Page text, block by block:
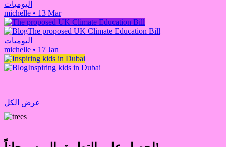
اليوميات
michelle • 13 Mar
The proposed UK Climate Education Bill
اليوميات
michelle • 17 Jan
Inspiring kids in Dubai
عرض الكل